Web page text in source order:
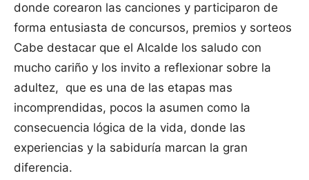
donde corearon las canciones y participaron de
forma entusiasta de concursos, premios y sorteos
Cabe destacar que el Alcalde los saludo con
mucho cariño y los invito a reflexionar sobre la
adultez, que es una de las etapas mas
incomprendidas, pocos la asumen como la
consecuencia lógica de la vida, donde las
experiencias y la sabiduría marcan la gran
diferencia.